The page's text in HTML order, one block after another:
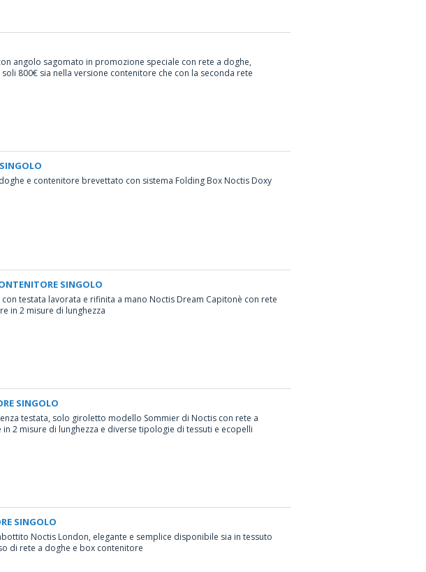
angolo sagomato in promozione speciale con rete a doghe,
800€ sia nella versione contenitore che con la seconda rete
e contenitore brevettato con sistema Folding Box Noctis Doxy
SINGOLO
testata lavorata e rifinita a mano Noctis Dream Capitonè con rete
in 2 misure di lunghezza
SINGOLO
testata, solo giroletto modello Sommier di Noctis con rete a
2 misure di lunghezza e diverse tipologie di tessuti e ecopelli
SINGOLO
Noctis London, elegante e semplice disponibile sia in tessuto
di rete a doghe e box contenitore